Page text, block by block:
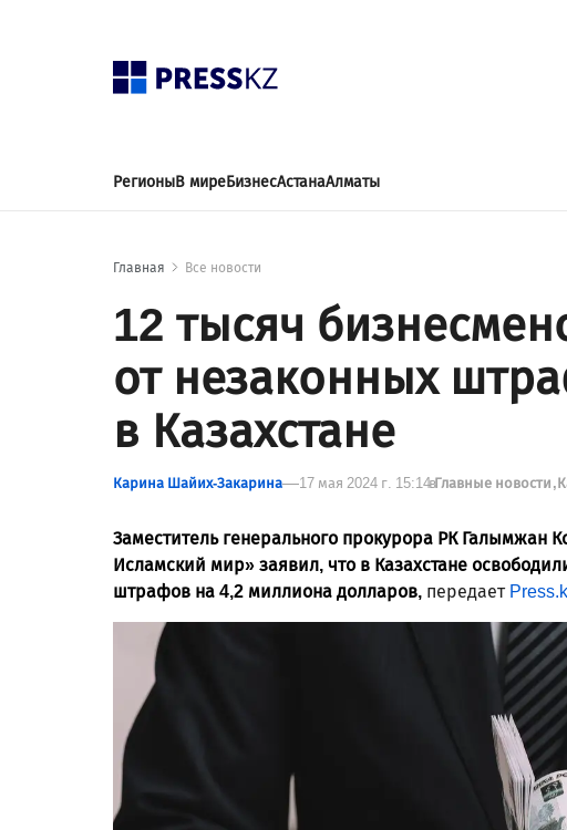
РегионыВ миреБизнесАстанаАлматы
Главная Все новости
12 тысяч
от незаконных
в Казахстане
Карина Шайих-Закарина 17 мая 2024 г. 15:14вГлавные новости
Заместитель генерального прокурора РК Галымжан
Исламский мир» заявил, что в Казахстане
штрафов на 4,2 миллиона долларов, передает